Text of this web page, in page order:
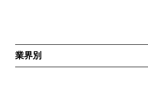
業界別